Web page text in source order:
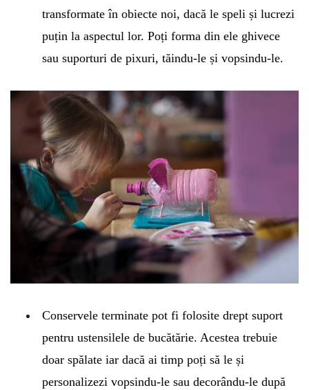
transformate în obiecte noi, dacă le speli și lucrezi
puțin la aspectul lor. Poți forma din ele ghivece
sau suporturi de pixuri, tăindu-le și vopsindu-le.
Conservele terminate pot fi folosite drept suport
pentru ustensilele de bucătărie. Acestea trebuie
doar spălate iar dacă ai timp poți să le și
personalizezi vopsindu-le sau decorându-le după